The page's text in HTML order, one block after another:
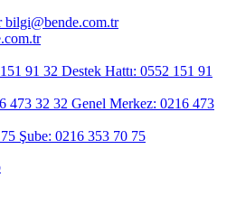
bilgi@bende.com.tr
Destek Hattı: 0552 151 91
Genel Merkez: 0216 473
Şube: 0216 353 70 75